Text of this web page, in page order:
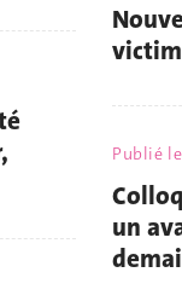
Publié le
un